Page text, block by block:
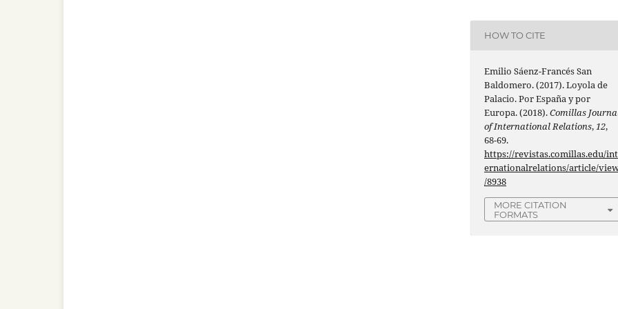
HOW TO CITE
Emilio Sáenz-Francés San
Baldomero. (2017). Loyola de
Palacio. Por España y por
Europa. (2018).Comillas
of International Relations,12,
68-69.
https://revistas.comillas.edu/int
ernationalrelations/article/
/8938
MORE CITATION
FORMATS